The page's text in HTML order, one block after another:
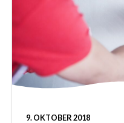
9. OKTOBER 2018